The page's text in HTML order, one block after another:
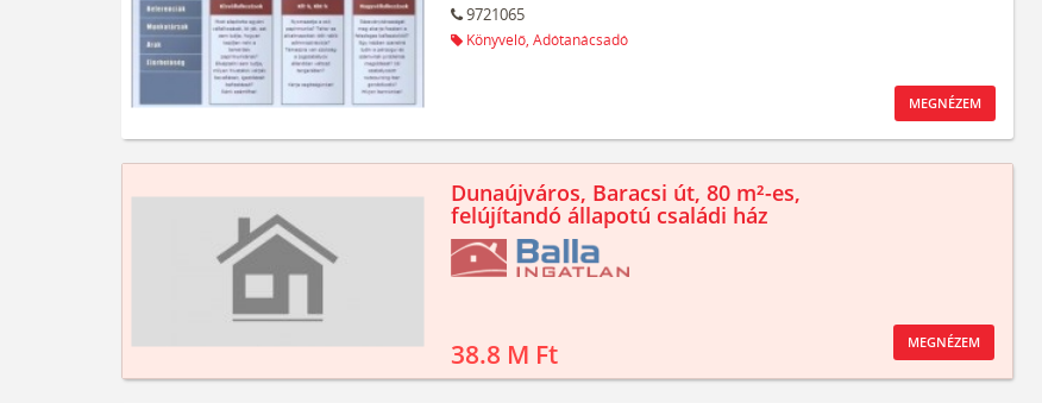
9721065
Könyvelő, Adótanácsadó
MEGNÉZEM
Dunaújváros, Baracsi út, 80 m²-es,
felújítandó állapotú családi ház
38.8 M Ft MEGNÉZEM